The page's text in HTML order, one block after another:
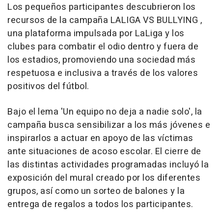
Los pequeños participantes descubrieron los
recursos de la campaña LALIGA VS BULLYING ,
una plataforma impulsada por LaLiga y los
clubes para combatir el odio dentro y fuera de
los estadios, promoviendo una sociedad más
respetuosa e inclusiva a través de los valores
positivos del fútbol.
Bajo el lema 'Un equipo no deja a nadie solo', la
campaña busca sensibilizar a los más jóvenes e
inspirarlos a actuar en apoyo de las víctimas
ante situaciones de acoso escolar. El cierre de
las distintas actividades programadas incluyó la
exposición del mural creado por los diferentes
grupos, así como un sorteo de balones y la
entrega de regalos a todos los participantes.